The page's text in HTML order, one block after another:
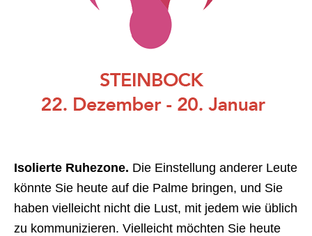
Isolierte Ruhezone. Die Einstellung anderer Leute
könnte Sie heute auf die Palme bringen, und Sie
haben vielleicht nicht die Lust, mit jedem wie üblich
zu kommunizieren. Vielleicht möchten Sie heute